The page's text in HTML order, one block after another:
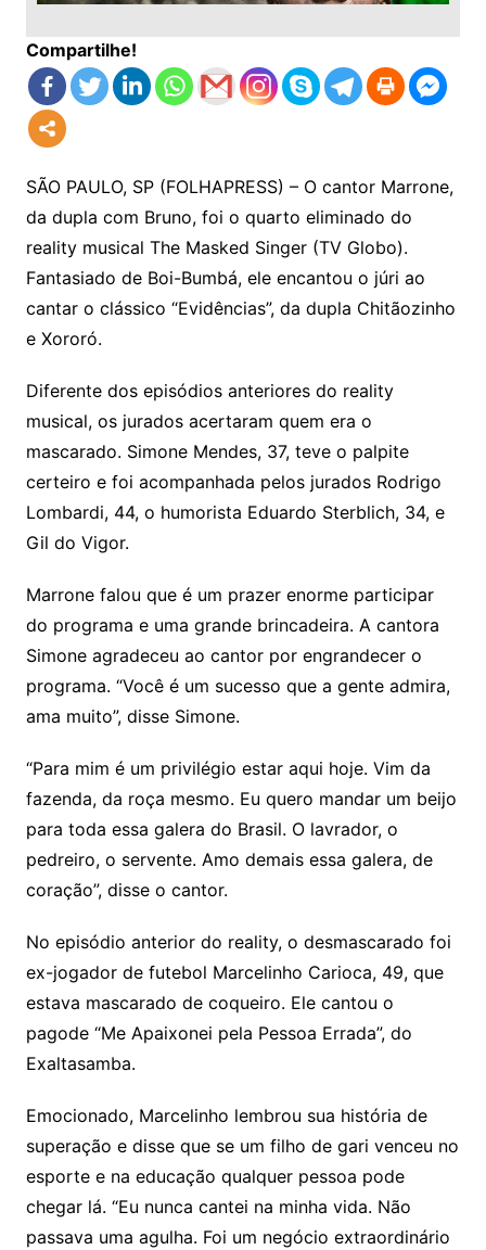
Compartilhe!
SÃO PAULO, SP (FOLHAPRESS) – O cantor Marrone,
da dupla com Bruno, foi o quarto eliminado do
reality musical The Masked Singer (TV Globo).
Fantasiado de Boi-Bumbá, ele encantou o júri ao
cantar o clássico “Evidências”, da dupla Chitãozinho
e Xororó.
Diferente dos episódios anteriores do reality
musical, os jurados acertaram quem era o
mascarado. Simone Mendes, 37, teve o palpite
certeiro e foi acompanhada pelos jurados Rodrigo
Lombardi, 44, o humorista Eduardo Sterblich, 34, e
Gil do Vigor.
Marrone falou que é um prazer enorme participar
do programa e uma grande brincadeira. A cantora
Simone agradeceu ao cantor por engrandecer o
programa. “Você é um sucesso que a gente admira,
ama muito”, disse Simone.
“Para mim é um privilégio estar aqui hoje. Vim da
fazenda, da roça mesmo. Eu quero mandar um beijo
para toda essa galera do Brasil. O lavrador, o
pedreiro, o servente. Amo demais essa galera, de
coração”, disse o cantor.
No episódio anterior do reality, o desmascarado foi
ex-jogador de futebol Marcelinho Carioca, 49, que
estava mascarado de coqueiro. Ele cantou o
pagode “Me Apaixonei pela Pessoa Errada”, do
Exaltasamba.
Emocionado, Marcelinho lembrou sua história de
superação e disse que se um filho de gari venceu no
esporte e na educação qualquer pessoa pode
chegar lá. “Eu nunca cantei na minha vida. Não
passava uma agulha. Foi um negócio extraordinário